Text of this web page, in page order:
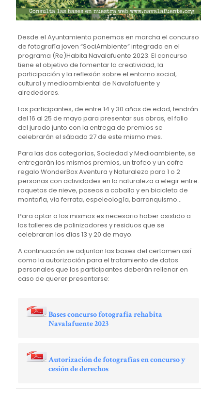
Desde el Ayuntamiento ponemos en marcha el concurso
de fotografía joven “SociAmbiente” integrado en el
programa (Re)Habita Navalafuente 2023. El concurso
tiene el objetivo de fomentar la creatividad, la
participación y la reflexión sobre el entorno social,
cultural y medioambiental de Navalafuente y
alrededores.
Los participantes, de entre 14 y 30 años de edad, tendrán
del 16 al 25 de mayo para presentar sus obras, el fallo
del jurado junto con la entrega de premios se
celebrarán el sábado 27 de este mismo mes.
Para las dos categorías, Sociedad y Medioambiente, se
entregarán los mismos premios, un trofeo y un cofre
regalo WonderBox Aventura y Naturaleza para 1 o 2
personas con actividades en la naturaleza a elegir entre:
raquetas de nieve, paseos a caballo y en bicicleta de
montaña, vía ferrata, espeleología, barranquismo…
Para optar a los mismos es necesario haber asistido a
los talleres de polinizadores y residuos que se
celebraran los días 13 y 20 de mayo.
A continuación se adjuntan las bases del certamen así
como la autorización para el tratamiento de datos
personales que los participantes deberán rellenar en
caso de querer presentarse:
Bases concurso fotografía rehabita
Navalafuente 2023
Autorización de fotografías en concurso y
cesión de derechos